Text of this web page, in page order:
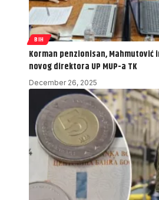
BIH
Korman penzionisan, Mahmutović
novog direktora UP MUP-a TK
December 26, 2025